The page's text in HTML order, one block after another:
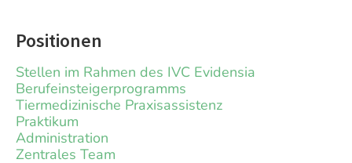
Positionen
Stellen im Rahmen des IVC Evidensia
Berufeinsteigerprogramms
Tiermedizinische Praxisassistenz
Praktikum
Administration
Zentrales Team